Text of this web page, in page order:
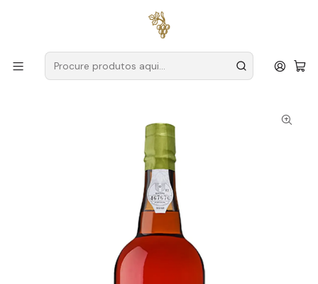
para encomendas a partir de
Produtores Madeira
H.M. Borges
H.M. Borges Sercial 15 Anos Seco Madeira 75cl